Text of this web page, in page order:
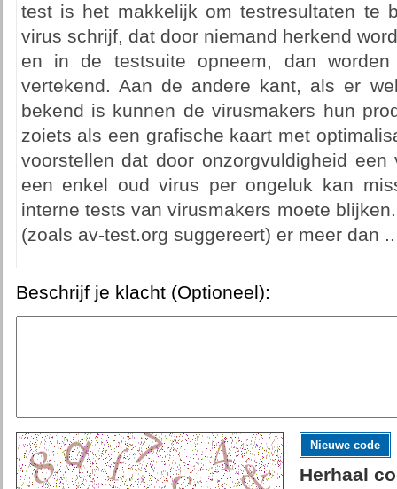
test is het makkelijk om testresultaten te
virus schrijf, dat door niemand herkend
en in de testsuite opneem, dan
vertekend. Aan de andere kant, als er
bekend is kunnen de virusmakers hun
zoiets als een grafische kaart met
voorstellen dat door onzorgvuldigheid
een enkel oud virus per ongeluk kan
interne tests van virusmakers moete
(zoals av-test.org suggereert) er meer dan
Beschrijf je klacht (Optioneel):
Nieuwe code
Herhaal